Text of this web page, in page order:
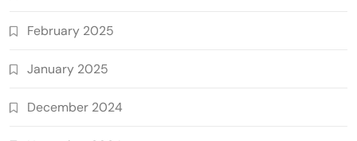
February 2025
January 2025
December 2024